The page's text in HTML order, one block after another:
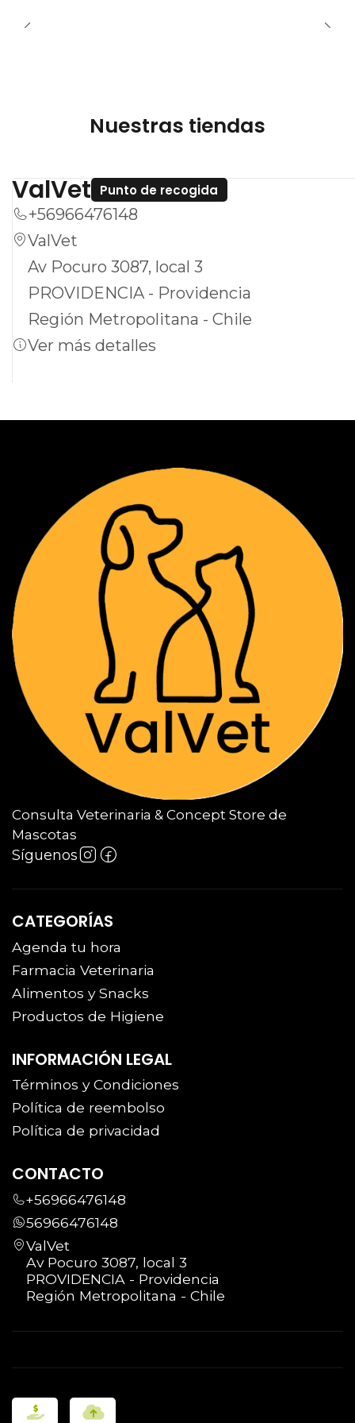
veterinario y ha demostrado un perfil de
Confíe en Cerenia 24 mg para cuidar la salud
de su mascota. Con su presentación efectiva
y su formulación específica para animales, es
la solución ideal para garantizar el bienestar
de su fiel compañero.
Uso veterinario.
Nuestras tiendas
ValVet Punto de recogida
+56966476148
ValVet
Av Pocuro 3087, local 3
PROVIDENCIA - Providencia
Región Metropolitana - Chile
Ver más detalles
Consulta Veterinaria & Concept Store de
Mascotas
Síguenos
CATEGORÍAS
Agenda tu hora
Farmacia Veterinaria
Alimentos y Snacks
Productos de Higiene
INFORMACIÓN LEGAL
Términos y Condiciones
Política de reembolso
Política de privacidad
CONTACTO
+56966476148
56966476148
ValVet
Av Pocuro 3087, local 3
PROVIDENCIA - Providencia
Región Metropolitana - Chile